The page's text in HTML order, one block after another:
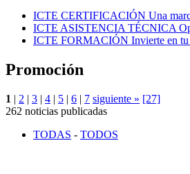
ICTE CERTIFICACIÓN Una
ICTE ASISTENCIA TÉCNICA
ICTE FORMACIÓN Invierte en
Promoción
1 | 2 | 3 | 4 | 5 | 6 | 7 siguiente » [27]
262 noticias publicadas
TODAS - TODOS